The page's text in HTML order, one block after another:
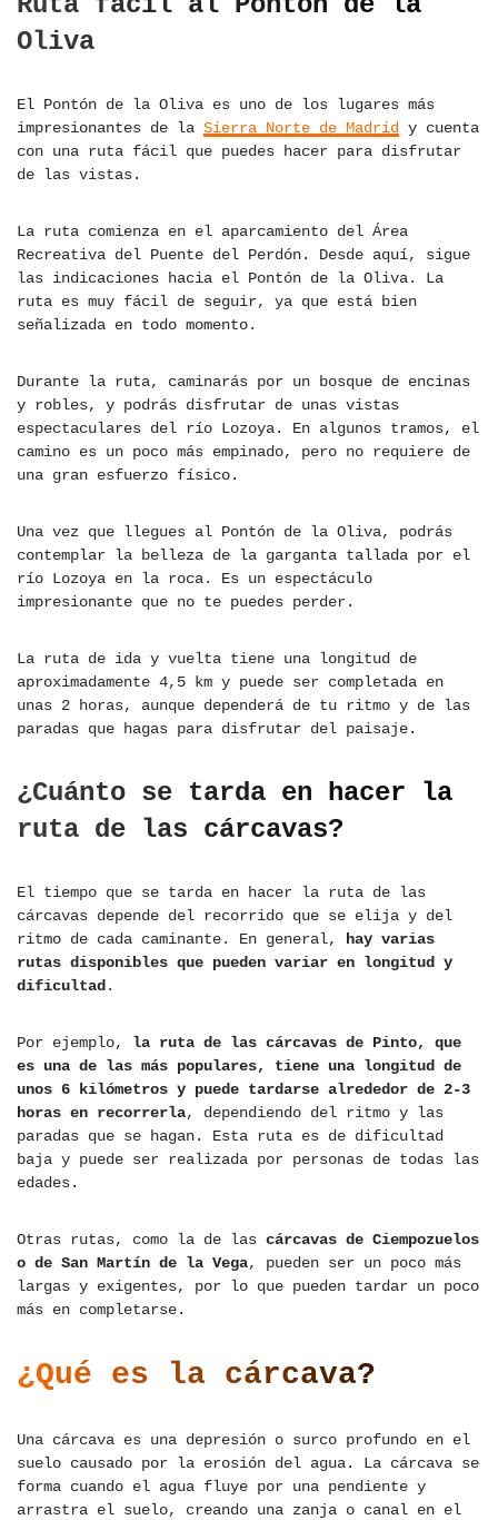
Oliva
El Pontón de la Oliva es uno de los lugares más
impresionantes de la Sierra Norte de Madrid y cuenta
con una ruta fácil que puedes hacer para disfrutar
de las vistas.
La ruta comienza en el aparcamiento del Área
Recreativa del Puente del Perdón. Desde aquí, sigue
las indicaciones hacia el Pontón de la Oliva. La
ruta es muy fácil de seguir, ya que está bien
señalizada en todo momento.
Durante la ruta, caminarás por un bosque de encinas
y robles, y podrás disfrutar de unas vistas
espectaculares del río Lozoya. En algunos tramos, el
camino es un poco más empinado, pero no requiere de
una gran esfuerzo físico.
Una vez que llegues al Pontón de la Oliva, podrás
contemplar la belleza de la garganta tallada por el
río Lozoya en la roca. Es un espectáculo
impresionante que no te puedes perder.
La ruta de ida y vuelta tiene una longitud de
aproximadamente 4,5 km y puede ser completada en
unas 2 horas, aunque dependerá de tu ritmo y de las
paradas que hagas para disfrutar del paisaje.
¿Cuánto se tarda en hacer la
ruta de las cárcavas?
El tiempo que se tarda en hacer la ruta de las
cárcavas depende del recorrido que se elija y del
ritmo de cada caminante. En general, hay varias
rutas disponibles que pueden variar en longitud y
dificultad.
Por ejemplo, la ruta de las cárcavas de Pinto, que
es una de las más populares, tiene una longitud de
unos 6 kilómetros y puede tardarse alrededor de 2-3
horas en recorrerla, dependiendo del ritmo y las
paradas que se hagan. Esta ruta es de dificultad
baja y puede ser realizada por personas de todas las
edades.
Otras rutas, como la de las cárcavas de Ciempozuelos
o de San Martín de la Vega, pueden ser un poco más
largas y exigentes, por lo que pueden tardar un poco
más en completarse.
¿Qué es la cárcava?
Una cárcava es una depresión o surco profundo en el
suelo causado por la erosión del agua. La cárcava se
forma cuando el agua fluye por una pendiente y
arrastra el suelo, creando una zanja o canal en el